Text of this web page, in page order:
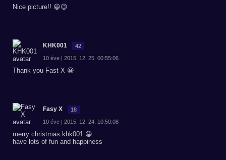
Nice picture!! 😀😉
KHK001 42
10 éve | 2015. 12. 25. 00:55:06
Thank you Fast X 😀
Fasy X 18
10 éve | 2015. 12. 24. 10:50:08
merry christmas khk001 😀
have lots of fun and happiness